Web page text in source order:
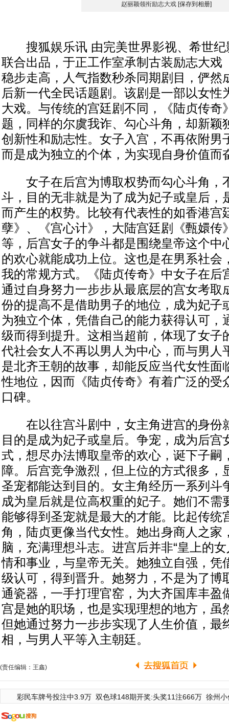
赵丽颖领衔励志大戏 [保存到相册]
搜狐娱乐讯 由完美世界影视、希世纪
联合出品，于正工作室承制古装励志大戏
稳步走高，人气指数秒杀同期剧目，俨然
后新一代全民话题剧。该剧是一部以女性
大戏。与传统的宫廷剧不同，《陆贞传奇
题，同样的尔虞我诈、勾心斗角，却新颖
创新性和励志性。女子入宫，不再依附男
而是成为独立的个体，为实现自身价值而
女子在后宫为博取权势而勾心斗角，
斗，目的无非就是为了成为妃子或皇后，
而产生的权势。比较有代表性的如香港宫
孽》、《宫心计》，大陆宫廷剧《甄嬛传
等，后宫女子的争斗都是围绕皇帝这个中
的欢心就能成功上位。这也是在男系社会
我的常规方式。《陆贞传奇》中女子在后
通过自身努力一步步从最底层的宫女考取
份的提高不是借助男子的地位，成为妃子
为独立个体，凭借自己的能力获得认可，
级而得到提升。这相当超前，体现了女子
代社会女人不再以男人为中心，而与男人
是北齐王朝的故事，却能反应当代女性面
性地位，因而《陆贞传奇》有着广泛的受
口碑。
在以往宫斗剧中，女主角进宫的身份
目的是成为妃子或皇后。争宠，成为后宫
式，想尽办法博取皇帝的欢心，诞下子嗣
障。后宫竞争激烈，但上位的方式很多，
圣宠都能达到目的。女主角经历一系列斗
成为皇后就是位高权重的妃子。她们不需
能够得到圣宠就是最大的才能。比起传统
角，陆贞更像当代女性。她出身商人之家
脑，充满理想斗志。进宫后并非“皇上的
情和事业，与皇帝无关。她独立自强，凭
级认可，得到晋升。她努力，不是为了博
通瓷器，一手打理官窑，为大齐国库丰盈
宫是她的职场，也是实现理想的地方，虽
但她通过努力一步步实现了人生价值，最
相，与男人平等入主朝廷。
(责任编辑：王鑫)
彩民车牌号投注中3.9万 双色球148期开奖:头奖11注666万 徐州